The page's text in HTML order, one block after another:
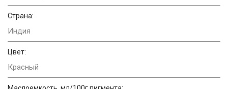
Страна:
Индия
Цвет:
Красный